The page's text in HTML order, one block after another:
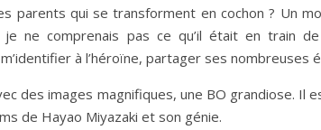
parents qui se transforment en cochon ? Un
je ne comprenais pas ce qu’il était en train
à l’héroïne, partager ses nombreuses
des images magnifiques, une BO grandiose. Il
de Hayao Miyazaki et son génie.